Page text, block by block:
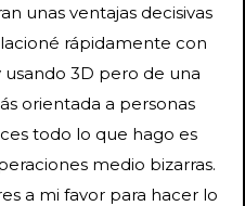
unas ventajas decisivas
rápidamente con
usando 3D pero de una
orientada a personas
todo lo que hago es
medio bizarras.
a mi favor para hacer lo